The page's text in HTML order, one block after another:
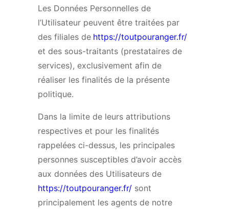
Les Données Personnelles de
l’Utilisateur peuvent être traitées par
des filiales de https://toutpouranger.fr/
et des sous-traitants (prestataires de
services), exclusivement afin de
réaliser les finalités de la présente
politique.
Dans la limite de leurs attributions
respectives et pour les finalités
rappelées ci-dessus, les principales
personnes susceptibles d’avoir accès
aux données des Utilisateurs de
https://toutpouranger.fr/ sont
principalement les agents de notre